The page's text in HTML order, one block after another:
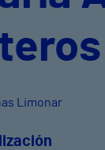
Limonar